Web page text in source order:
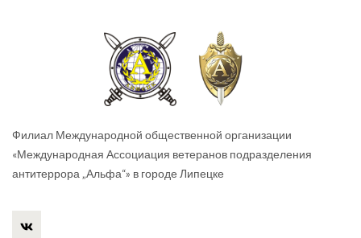
Филиал Международной общественной организации
«Международная Ассоциация ветеранов подразделения
антитеррора „Альфа“» в городе Липецке